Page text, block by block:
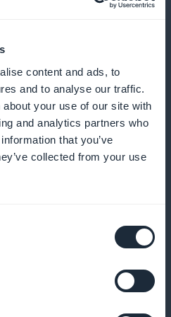
content and ads, to
and to analyse our traffic.
your use of our site with
and analytics partners who
that you’ve
collected from your use
sertifioinnista
tietoja vihreistä
ne voidaan tunnistaa